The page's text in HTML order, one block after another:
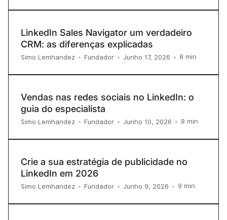
LinkedIn Sales Navigator um verdadeiro
CRM: as diferenças explicadas
Simo Lemhandez • Fundador • Junho 17, 2026 • 8 min
Vendas nas redes sociais no LinkedIn: o
guia do especialista
Simo Lemhandez • Fundador • Junho 10, 2026 • 8 min
Crie a sua estratégia de publicidade no
LinkedIn em 2026
Simo Lemhandez • Fundador • Junho 9, 2026 • 9 min